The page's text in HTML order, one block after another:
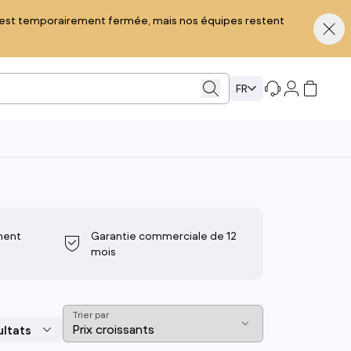
temporairement fermée, mais nos équipes restent
FR
Notebook & Ultraportable
PC portable Gaming
MacBook
Ordinateur tout-en-un
Mac mini
Garantie commerciale de 12
mois
Trier par